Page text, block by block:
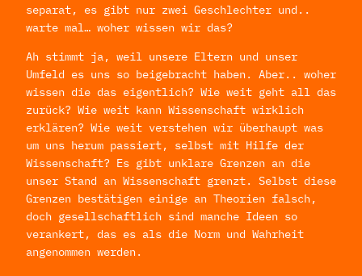
separat, es gibt nur zwei Geschlechter und..
warte mal… woher wissen wir das?
Ah stimmt ja, weil unsere Eltern und unser
Umfeld es uns so beigebracht haben. Aber.. woher
wissen die das eigentlich? Wie weit geht all das
zurück? Wie weit kann Wissenschaft wirklich
erklären? Wie weit verstehen wir überhaupt was
um uns herum passiert, selbst mit Hilfe der
Wissenschaft? Es gibt unklare Grenzen an die
unser Stand an Wissenschaft grenzt. Selbst diese
Grenzen bestätigen einige an Theorien falsch,
doch gesellschaftlich sind manche Ideen so
verankert, das es als die Norm und Wahrheit
angenommen werden.